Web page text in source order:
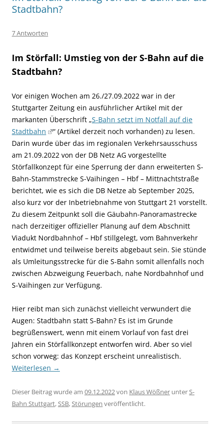
Stadtbahn?
7 Antworten
Im Störfall: Umstieg von der S-Bahn auf die
Stadtbahn?
Vor einigen Wochen am 26./27.09.2022 war in der
Stuttgarter Zeitung ein ausführlicher Artikel mit der
markanten Überschrift „S-Bahn setzt im Notfall auf die
Stadtbahn
“ (Artikel derzeit noch vorhanden) zu lesen.
Darin wurde über das im regionalen Verkehrsausschuss
am 21.09.2022 von der DB Netz AG vorgestellte
Störfallkonzept für eine Sperrung der dann erweiterten S-
Bahn-Stammstrecke S-Vaihingen – Hbf – Mittnachtstraße
berichtet, wie es sich die DB Netze ab September 2025,
also kurz vor der Inbetriebnahme von Stuttgart 21 vorstellt.
Zu diesem Zeitpunkt soll die Gäubahn-Panoramastrecke
nach derzeitiger offizieller Planung auf dem Abschnitt
Viadukt Nordbahnhof – Hbf stillgelegt, vom Bahnverkehr
entwidmet und teilweise bereits abgebaut sein. Sie stünde
als Umleitungsstrecke für die S-Bahn somit allenfalls noch
zwischen Abzweigung Feuerbach, nahe Nordbahnhof und
S-Vaihingen zur Verfügung.
Hier reibt man sich zunächst vielleicht verwundert die
Augen: Stadtbahn statt S-Bahn? Es ist im Grunde
begrüßenswert, wenn mit einem Vorlauf von fast drei
Jahren ein Störfallkonzept entworfen wird. Aber so viel
schon vorweg: das Konzept erscheint unrealistisch.
Weiterlesen →
Dieser Beitrag wurde am 09.12.2022von Klaus Wößner unterS-
Bahn Stuttgart,SSB,Störungen veröffentlicht.